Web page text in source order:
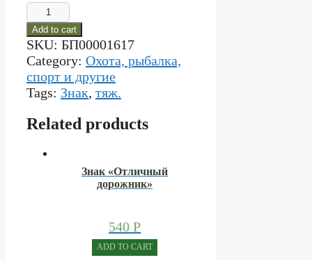
Знак
"Отличный
сапер"
quantity
Add to cart
SKU: БП00001617
Category: Охота, рыбалка,
спорт и другие
Tags: Знак, тяж.
Related products
Знак «Отличный
дорожник»
540Р
ADD TO CART